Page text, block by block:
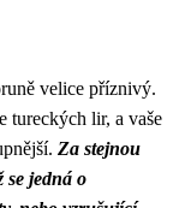
velice příznivý.
tureckých lir, a vaše
Za stejnou
se jedná o